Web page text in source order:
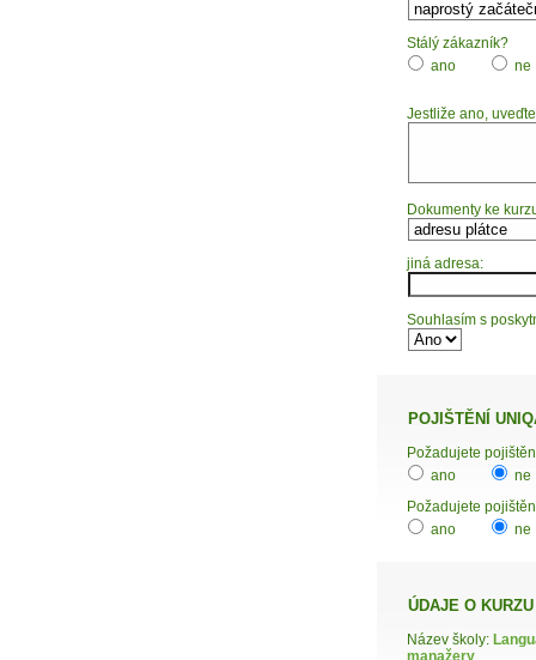
Stálý zákazník?
ano
ne
Jestliže ano,
Dokumenty ke
jiná adresa:
Souhlasím s
POJIŠTĚNÍ
ano
ne
Požadujete
ano
ne
ÚDAJE O KURZU
Název školy:
manažery